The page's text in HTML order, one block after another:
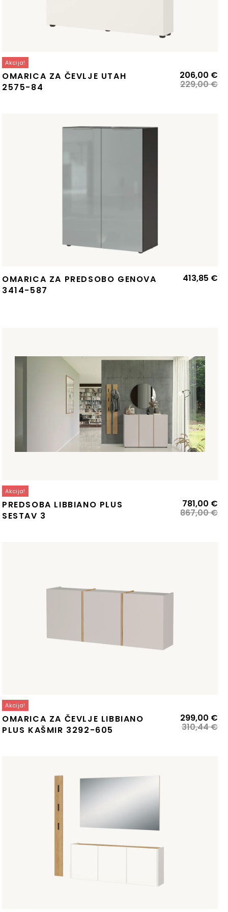
Akcija!
OMARICA ZA ČEVLJE UTAH
2575-84
229,00€
206,00 €
OMARICA ZA PREDSOBO GENOVA
3414-587
413,85 €
Akcija!
PREDSOBA LIBBIANO PLUS
SESTAV 3
867,00€
781,00 €
Akcija!
OMARICA ZA ČEVLJE LIBBIANO
PLUS KAŠMIR 3292-605
310,44€
299,00 €